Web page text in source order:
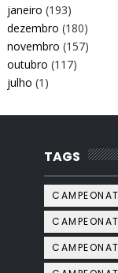
janeiro (193)
dezembro (180)
novembro (157)
outubro (117)
julho (1)
TAGS